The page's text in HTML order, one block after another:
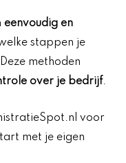
eenvoudig en
stappen je
methoden
over je bedrijf.
voor
met je eigen